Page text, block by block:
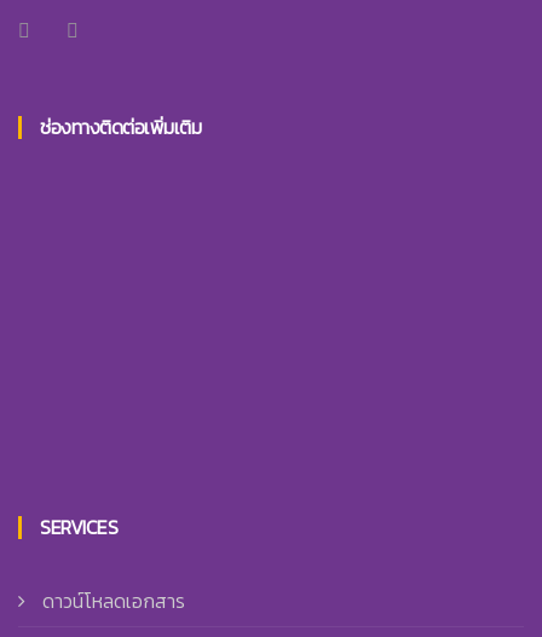
ช่องทางติดต่อเพิ่มเติม
SERVICES
ดาวน์โหลดเอกสาร